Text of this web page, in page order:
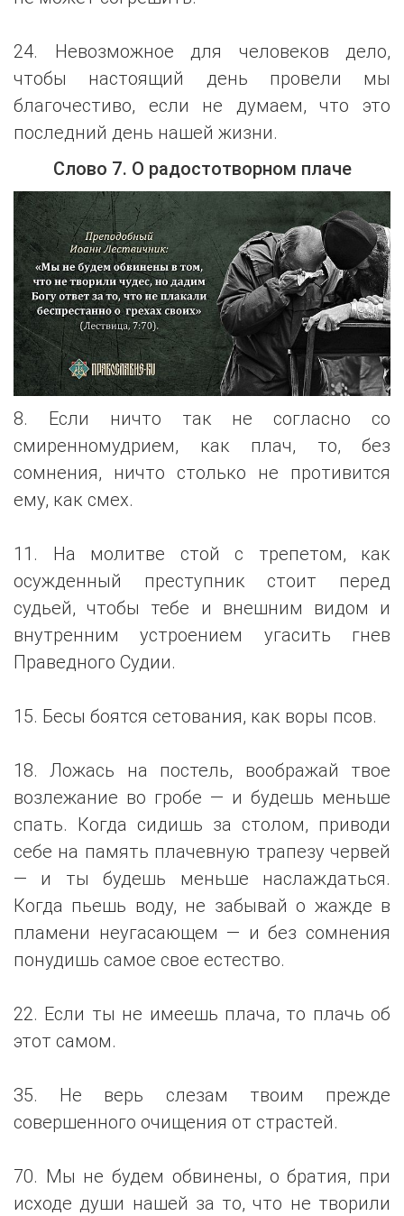
24. Невозможное для человеков дело,
чтобы настоящий день провели мы
благочестиво, если не думаем, что это
последний день нашей жизни.
Слово 7. О радостотворном плаче
8. Если ничто так не согласно со
смиренномудрием, как плач, то, без
сомнения, ничто столько не противится
ему, как смех.
11. На молитве стой с трепетом, как
осужденный преступник стоит перед
судьей, чтобы тебе и внешним видом и
внутренним устроением угасить гнев
Праведного Судии.
15. Бесы боятся сетования, как воры псов.
18. Ложась на постель, воображай твое
возлежание во гробе — и будешь меньше
спать. Когда сидишь за столом, приводи
себе на память плачевную трапезу червей
— и ты будешь меньше наслаждаться.
Когда пьешь воду, не забывай о жажде в
пламени неугасающем — и без сомнения
понудишь самое свое естество.
22. Если ты не имеешь плача, то плачь об
этот самом.
35. Не верь слезам твоим прежде
совершенного очищения от страстей.
70. Мы не будем обвинены, о братия, при
исходе души нашей за то, что не творили